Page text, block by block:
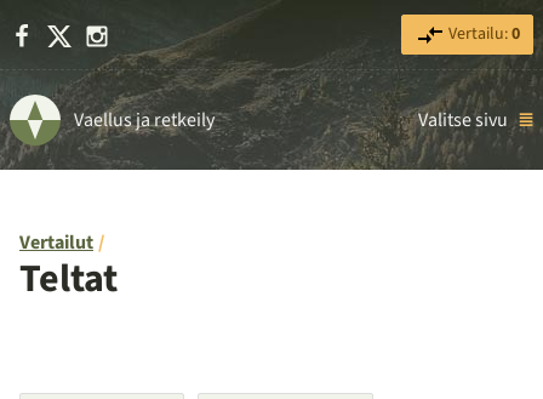
Facebook Instagram Vertailu:0
Vaellus ja retkeily Valitse sivu
Vertailut
Teltat